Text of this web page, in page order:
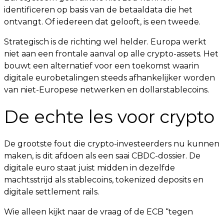
identificeren op basis van de betaaldata die het
ontvangt. Of iedereen dat gelooft, is een tweede.
Strategisch is de richting wel helder. Europa werkt
niet aan een frontale aanval op alle crypto-assets. Het
bouwt een alternatief voor een toekomst waarin
digitale eurobetalingen steeds afhankelijker worden
van niet-Europese netwerken en dollarstablecoins.
De echte les voor crypto
De grootste fout die crypto-investeerders nu kunnen
maken, is dit afdoen als een saai CBDC-dossier. De
digitale euro staat juist midden in dezelfde
machtsstrijd als stablecoins, tokenized deposits en
digitale settlement rails.
Wie alleen kijkt naar de vraag of de ECB “tegen